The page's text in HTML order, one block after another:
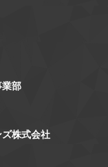
業部
株式会社